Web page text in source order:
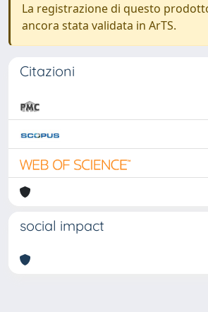
La registrazione di questo
ancora stata validata in ArTS.
Citazioni
social impact